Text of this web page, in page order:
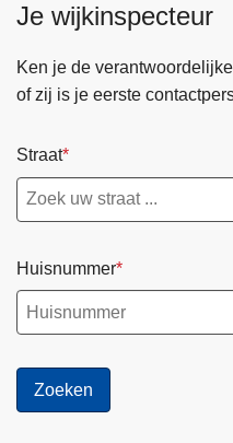
Je wijkinspecteur
Ken je de
of zij is je eerste
Straat
Huisnummer